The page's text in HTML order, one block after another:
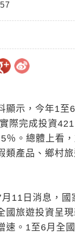
顯示，今年1至
際完成投資
％。總體上看
類產品、鄉村
11日消息，國
國旅遊投資呈
速。1至6月全